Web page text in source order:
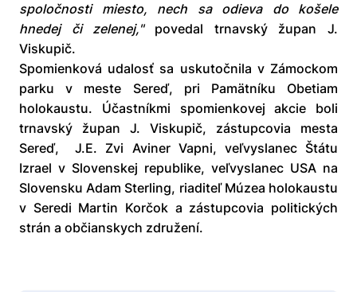
spoločnosti miesto, nech sa odieva do košele
hnedej či zelenej,"povedal trnavský župan J.
Viskupič.
Spomienková udalosť sa uskutočnila v Zámockom
parku v meste Sereď, pri Pamätníku Obetiam
holokaustu. Účastníkmi spomienkovej akcie boli
trnavský župan J. Viskupič, zástupcovia mesta
Sereď, J.E. Zvi Aviner Vapni, veľvyslanec Štátu
Izrael v Slovenskej republike, veľvyslanec USA na
Slovensku Adam Sterling, riaditeľ Múzea holokaustu
v Seredi Martin Korčok a zástupcovia politických
strán a občianskych združení.